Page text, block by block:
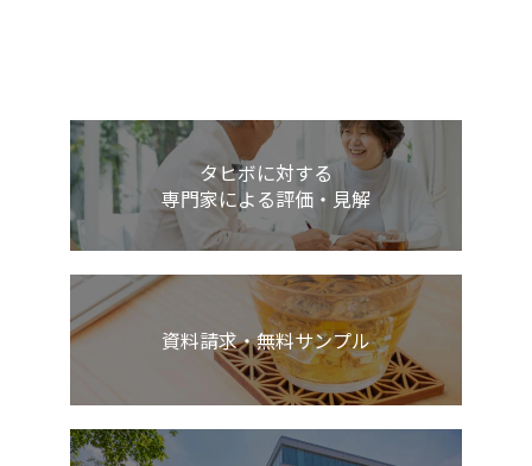
タヒボに対する
専門家による評価・見解
資料請求・無料サンプル